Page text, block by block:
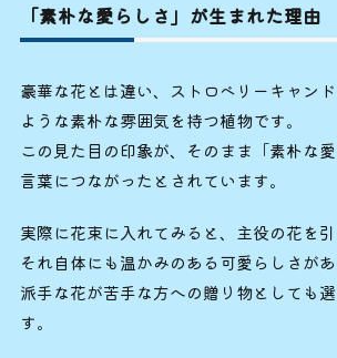
「素朴な愛らしさ」が生まれた理由
豪華な花とは違い、ストロベリーキャン
ような素朴な雰囲気を持つ植物です。
この見た目の印象が、そのまま「素朴な
言葉につながったとされています。
実際に花束に入れてみると、主役の花を引
それ自体にも温かみのある可愛らしさがあ
派手な花が苦手な方への贈り物としても
す。